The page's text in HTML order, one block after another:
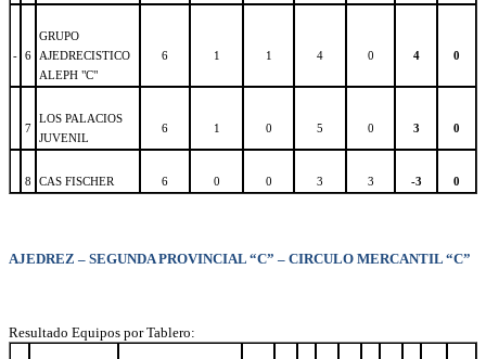
- 6
GRUPO
AJEDRECISTICO
ALEPH "C"
6 1 1 4 0 4 0
7
LOS PALACIOS
JUVENIL
6 1 0 5 0 3 0
8 CAS FISCHER 6 0 0 3 3 -3 0
AJEDREZ – SEGUNDA PROVINCIAL “C” – CIRCULO MERCANTIL “C”
Resultado Equipos por Tablero: